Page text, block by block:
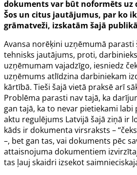
dokuments var būt noformēts uz
Šos un citus jautājumus, par ko
grāmatveži, izskatām šajā
Avansa norēķini uzņēmumā parasti
tehnisks jautājums, proti,
uzņēmumam vajadzīgo, iesniedz
uzņēmums atlīdzina darbiniekam
kārtībā. Tieši šajā vietā praksē arī
Problēma parasti nav tajā, ka
gan tajā, ka to nevar pietiekami
aktu regulējums Latvijā šajā ziņā ir
kāds ir dokumenta virsraksts –
–, bet gan tas, vai dokuments pēc
attaisnojuma dokumentiem
tas ļauj skaidri izsekot